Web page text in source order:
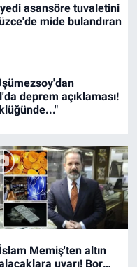
yedi asansöre tuvaletini
mide bulandıran
deprem açıklaması!
İslam Memiş'ten altın
uyarı! Borsa